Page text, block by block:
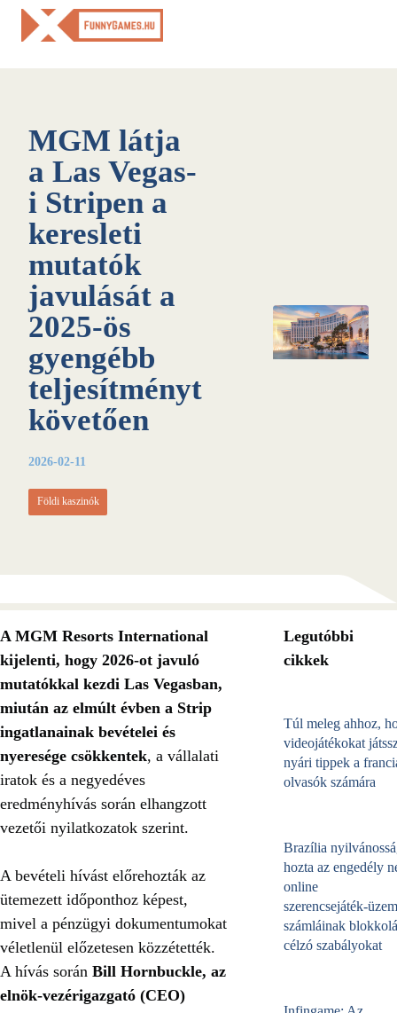
Skip
MGM látja
a Las Vegas-
i Stripen a
keresleti
mutatók
javulását a
2025-ös
gyengébb
teljesítményt
követően
2026-02-11
Földi kaszinók
A MGM Resorts International
kijelenti, hogy 2026-ot javuló
mutatókkal kezdi Las Vegasban,
miután az elmúlt évben a Strip
ingatlanainak bevételei és
nyeresége csökkentek, a vállalati
iratok és a negyedéves
eredményhívás során elhangzott
vezetői nyilatkozatok szerint.
A bevételi hívást előrehozták az
ütemezett időponthoz képest,
mivel a pénzügyi dokumentumokat
véletlenül előzetesen közzétették.
A hívás során Bill Hornbuckle, az
elnök-vezérigazgató (CEO)
Legutóbbi
cikkek
Túl meleg ahhoz,
videojátékokat
nyári tippek a
olvasók számára
Brazília
hozta az engedély
online
számláinak
célzó szabályokat